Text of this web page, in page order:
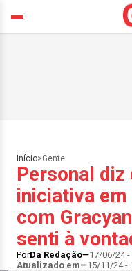
Início>Gente
Personal diz
iniciativa
com
senti à
PorDa Redação 17/06/24 -
Atualizado em
15/11/24 -